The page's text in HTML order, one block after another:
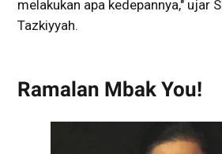
melakukan apa kedepannya," ujar
Tazkiyyah.
Ramalan Mbak You!